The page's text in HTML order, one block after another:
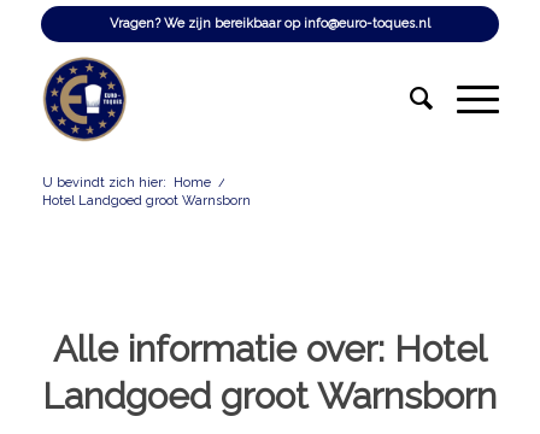
Vragen? We zijn bereikbaar op info@euro-toques.nl
U bevindt zich hier: Home /
Hotel Landgoed groot Warnsborn
Alle informatie over: Hotel
Landgoed groot Warnsborn